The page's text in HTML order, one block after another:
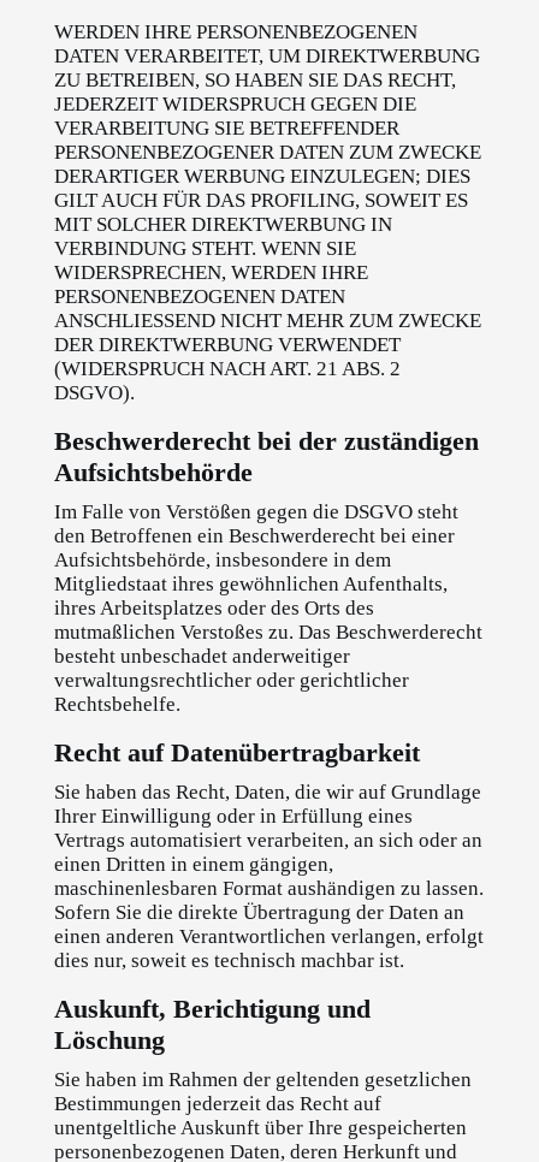
WERDEN IHRE PERSONENBEZOGENEN
DATEN VERARBEITET, UM DIREKTWERBUNG
ZU BETREIBEN, SO HABEN SIE DAS RECHT,
JEDERZEIT WIDERSPRUCH GEGEN DIE
VERARBEITUNG SIE BETREFFENDER
PERSONENBEZOGENER DATEN ZUM ZWECKE
DERARTIGER WERBUNG EINZULEGEN; DIES
GILT AUCH FÜR DAS PROFILING, SOWEIT ES
MIT SOLCHER DIREKTWERBUNG IN
VERBINDUNG STEHT. WENN SIE
WIDERSPRECHEN, WERDEN IHRE
PERSONENBEZOGENEN DATEN
ANSCHLIESSEND NICHT MEHR ZUM ZWECKE
DER DIREKTWERBUNG VERWENDET
(WIDERSPRUCH NACH ART. 21 ABS. 2
DSGVO).
Beschwerde­recht bei der zuständigen
Aufsichts­behörde
Im Falle von Verstößen gegen die DSGVO steht
den Betroffenen ein Beschwerderecht bei einer
Aufsichtsbehörde, insbesondere in dem
Mitgliedstaat ihres gewöhnlichen Aufenthalts,
ihres Arbeitsplatzes oder des Orts des
mutmaßlichen Verstoßes zu. Das Beschwerderecht
besteht unbeschadet anderweitiger
verwaltungsrechtlicher oder gerichtlicher
Rechtsbehelfe.
Recht auf Daten­übertrag­barkeit
Sie haben das Recht, Daten, die wir auf Grundlage
Ihrer Einwilligung oder in Erfüllung eines
Vertrags automatisiert verarbeiten, an sich oder an
einen Dritten in einem gängigen,
maschinenlesbaren Format aushändigen zu lassen.
Sofern Sie die direkte Übertragung der Daten an
einen anderen Verantwortlichen verlangen, erfolgt
dies nur, soweit es technisch machbar ist.
Auskunft, Berichtigung und
Löschung
Sie haben im Rahmen der geltenden gesetzlichen
Bestimmungen jederzeit das Recht auf
unentgeltliche Auskunft über Ihre gespeicherten
personenbezogenen Daten, deren Herkunft und